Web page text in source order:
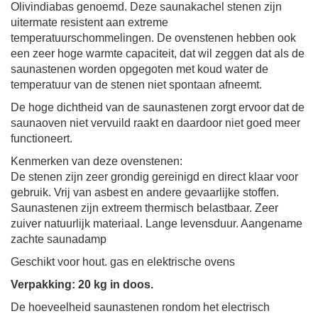
Olivindiabas genoemd. Deze saunakachel stenen zijn
uitermate resistent aan extreme
temperatuurschommelingen. De ovenstenen hebben ook
een zeer hoge warmte capaciteit, dat wil zeggen dat als de
saunastenen worden opgegoten met koud water de
temperatuur van de stenen niet spontaan afneemt.
De hoge dichtheid van de saunastenen zorgt ervoor dat de
saunaoven niet vervuild raakt en daardoor niet goed meer
functioneert.
Kenmerken van deze ovenstenen:
De stenen zijn zeer grondig gereinigd en direct klaar voor
gebruik. Vrij van asbest en andere gevaarlijke stoffen.
Saunastenen zijn extreem thermisch belastbaar. Zeer
zuiver natuurlijk materiaal. Lange levensduur. Aangename
zachte saunadamp
Geschikt voor hout. gas en elektrische ovens
Verpakking: 20 kg in doos.
De hoeveelheid saunastenen rondom het electrisch